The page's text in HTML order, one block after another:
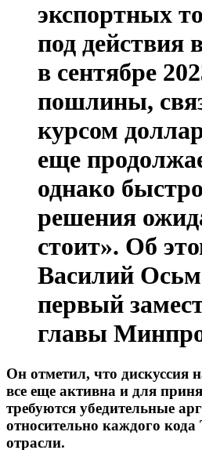
экспортных
под действия
в сентябре
пошлины,
курсом
еще
однако
решения
стоит». Об
Василий
первый
главы
Он отметил, что дискуссия
все еще активна и для
требуются убедительные
относительно каждого
отрасли.